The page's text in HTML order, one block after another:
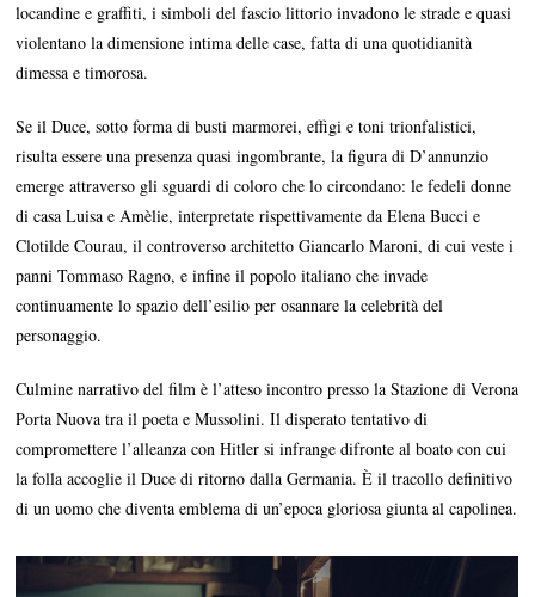
locandine e graffiti, i simboli del fascio littorio invadono le strade e quasi
violentano la dimensione intima delle case, fatta di una quotidianità
dimessa e timorosa.
Se il Duce, sotto forma di busti marmorei, effigi e toni trionfalistici,
risulta essere una presenza quasi ingombrante, la figura di D’annunzio
emerge attraverso gli sguardi di coloro che lo circondano: le fedeli donne
di casa Luisa e Amèlie, interpretate rispettivamente da Elena Bucci e
Clotilde Courau, il controverso architetto Giancarlo Maroni, di cui veste i
panni Tommaso Ragno, e infine il popolo italiano che invade
continuamente lo spazio dell’esilio per osannare la celebrità del
personaggio.
Culmine narrativo del film è l’atteso incontro presso la Stazione di Verona
Porta Nuova tra il poeta e Mussolini. Il disperato tentativo di
compromettere l’alleanza con Hitler si infrange difronte al boato con cui
la folla accoglie il Duce di ritorno dalla Germania. È il tracollo definitivo
di un uomo che diventa emblema di un’epoca gloriosa giunta al capolinea.